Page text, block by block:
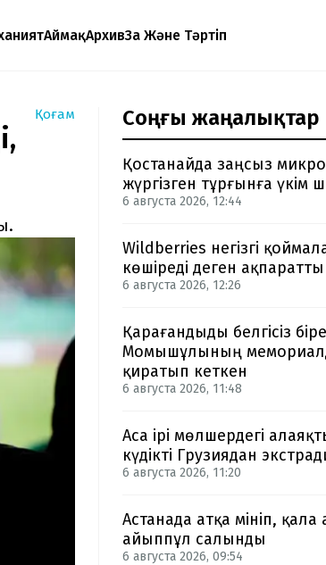
АймақАрхивЗаң Және Тәртіп
Қоғам Соңғы жаңалықтар
Қостанайда заңсыз
жүргізген тұрғынға үкім
6 августа 2026, 12:44
Wildberries негізгі
көшіреді деген
6 августа 2026, 12:26
Қарағандыды белгісіз
Момышұлының
қиратып кеткен
6 августа 2026, 11:48
Аса ірі мөлшердегі
күдікті Грузиядан
6 августа 2026, 11:20
Астанада атқа мініп,
айыппұл салынды
6 августа 2026, 09:54